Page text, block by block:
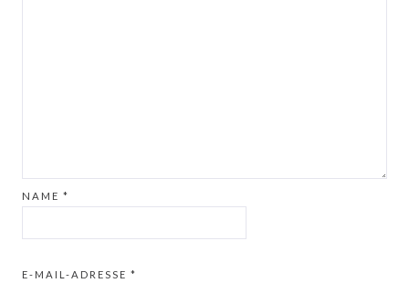
NAME *
E-MAIL-ADRESSE *